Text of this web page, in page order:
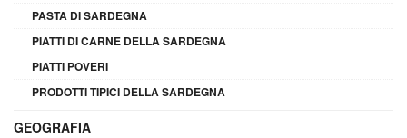
PASTA DI SARDEGNA
PIATTI DI CARNE DELLA SARDEGNA
PIATTI POVERI
PRODOTTI TIPICI DELLA SARDEGNA
GEOGRAFIA